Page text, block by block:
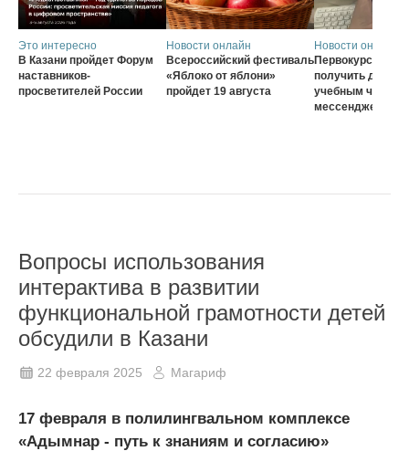
Это интересно
В Казани пройдет Форум
наставников-
просветителей России
Новости онлайн
Всероссийский фестиваль
«Яблоко от яблони»
пройдет 19 августа
Новости онлайн
Первокурсники
получить доступ
учебным чатам
мессенджер MAX
Вопросы использования
интерактива в развитии
функциональной грамотности детей
обсудили в Казани
22 февраля 2025 Магариф
17 февраля в полилингвальном комплексе
«Адымнар - путь к знаниям и согласию»